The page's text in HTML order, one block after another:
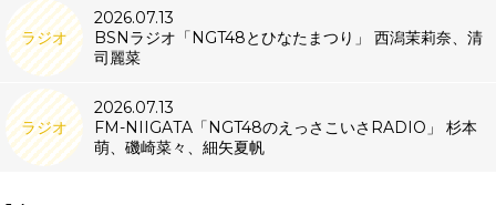
ラジオ
2026.07.13
BSNラジオ「NGT48とひなたまつり」 西潟茉莉奈、清
司麗菜
ラジオ
2026.07.13
FM-NIIGATA「NGT48のえっさこいさRADIO」 杉本
萌、磯崎菜々、細矢夏帆